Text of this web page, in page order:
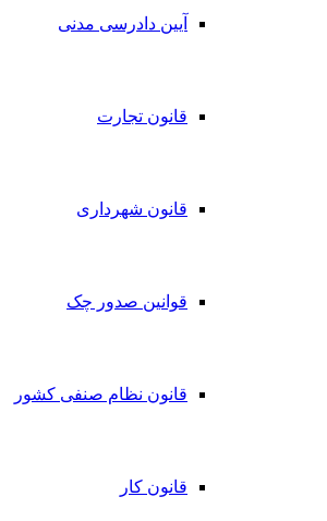
آیین دادرسی مدنی
قانون تجارت
قانون شهرداری
قوانین صدور چک
قانون نظام صنفی کشور
قانون کار